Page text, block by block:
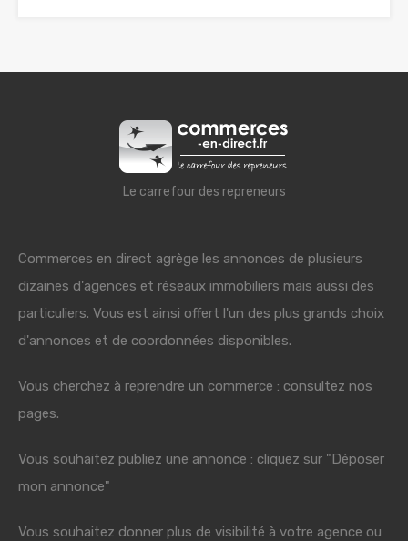
Le carrefour des repreneurs
Commerces en direct agrège les annonces de plusieurs
dizaines d'agences et réseaux immobiliers mais aussi des
particuliers. Vous est ainsi offert l'un des plus grands choix
d'annonces et de coordonnées disponibles.
Vous cherchez à reprendre un commerce : consultez nos
pages.
Vous souhaitez publiez une annonce : cliquez sur "Déposer
mon annonce"
Vous souhaitez donner plus de visibilité à votre agence ou